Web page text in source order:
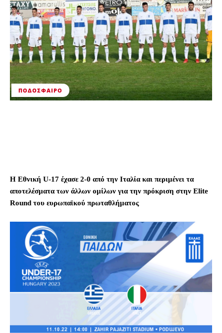
ΠΟΔΌΣΦΑΙΡΟ
Η Εθνική U-17 έχασε 2-0 από την Ιταλία και περιμένει τα
αποτελέσματα των άλλων ομίλων για την πρόκριση στην Elite
Round του ευρωπαϊκού πρωταθλήματος